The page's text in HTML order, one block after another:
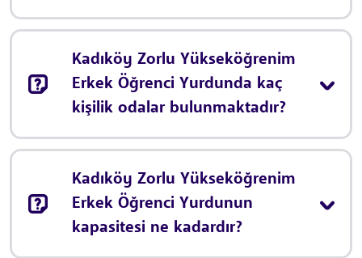
Kadıköy Zorlu Yükseköğrenim
Erkek Öğrenci Yurdunda kaç
kişilik odalar bulunmaktadır?
Kadıköy Zorlu Yükseköğrenim
Erkek Öğrenci Yurdunun
kapasitesi ne kadardır?